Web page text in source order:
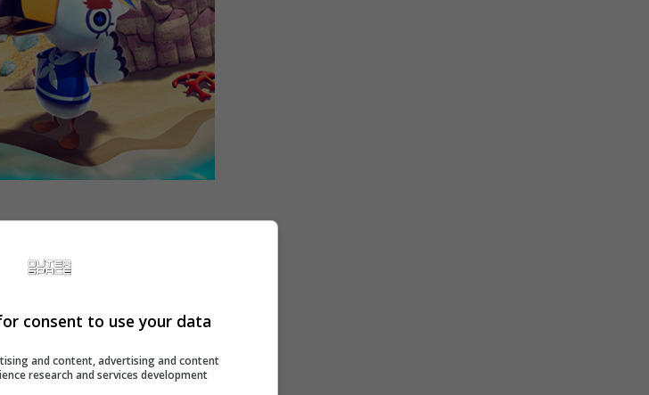
Direct dedicada a
2 de novembro, no
gratuita do jogo, que sai
consent to use your data
and content, advertising and content
research and services development